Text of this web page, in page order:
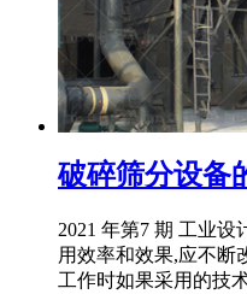
破碎筛分设备
2021 年第7 期 工业设
用效率和效果,应不断
工作时如果采用的技